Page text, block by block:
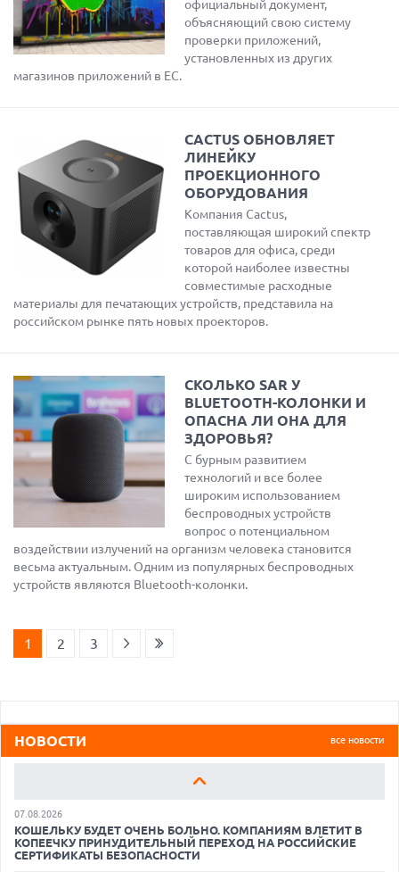
официальный документ,
объясняющий свою систему
проверки приложений,
установленных из других
магазинов приложений в ЕС.
CACTUS ОБНОВЛЯЕТ
ЛИНЕЙКУ
ПРОЕКЦИОННОГО
ОБОРУДОВАНИЯ
Компания Cactus,
поставляющая широкий спектр
товаров для офиса, среди
которой наиболее известны
совместимые расходные
материалы для печатающих устройств, представила на
российском рынке пять новых проекторов.
СКОЛЬКО SAR У
BLUETOOTH-КОЛОНКИ И
ОПАСНА ЛИ ОНА ДЛЯ
ЗДОРОВЬЯ?
С бурным развитием
технологий и все более
широким использованием
беспроводных устройств
вопрос о потенциальном
воздействии излучений на организм человека становится
весьма актуальным. Одним из популярных беспроводных
устройств являются Bluetooth-колонки.
1 2 3
все новости
НОВОСТИ
GPTUNNEL ОБСУЖДАЕТ ПАРТНЕРСТВО С КИТАЙСКИМ
РАЗРАБОТЧИКОМ ИИ-МОДЕЛЕЙ Z.AI
МИЛЛИАРДОВ
ЛЕГЧЕ И БЫСТРЕЕ: «ИНАЧЕ МЫ НЕ ВЫЖИВЕМ»
07.08.2026
КОШЕЛЬКУ БУДЕТ ОЧЕНЬ БОЛЬНО. КОМПАНИЯМ ВЛЕТИТ В
КОПЕЕЧКУ ПРИНУДИТЕЛЬНЫЙ ПЕРЕХОД НА РОССИЙСКИЕ
СЕРТИФИКАТЫ БЕЗОПАСНОСТИ